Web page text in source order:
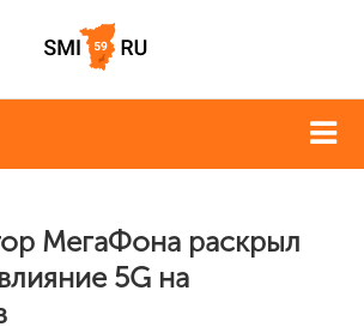
МегаФона раскрыл
5G на